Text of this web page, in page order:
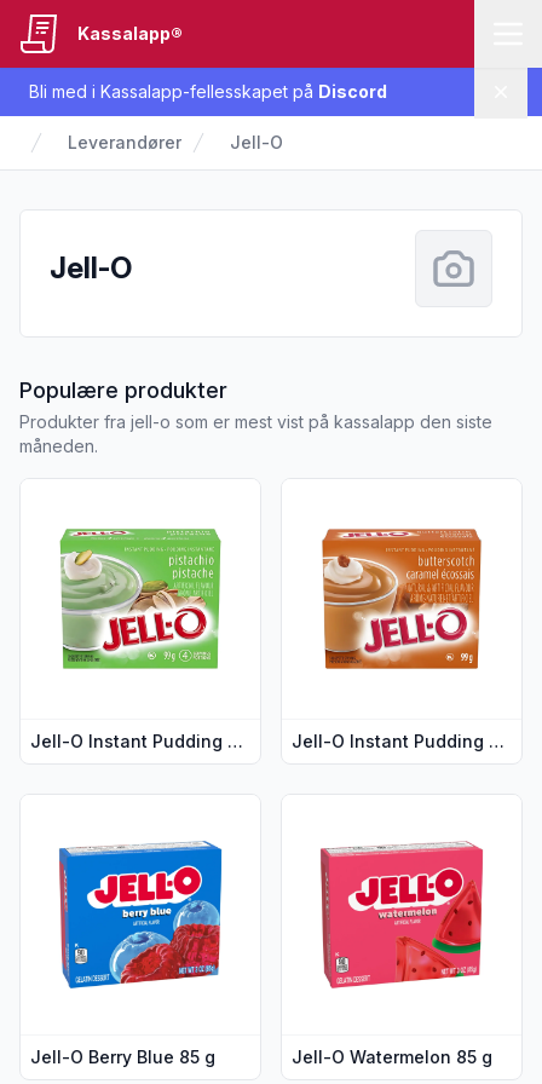
Bli med i Kassalapp-fellesskapet på Discord
Kassalapp®
Leverandører Jell-O
Jell-O
Populære produkterfra Jell-O
Produkter fra jell-o som er mest vist på kassalapp den siste
måneden.
Jell-O Instant Pudding Pistachio 99 g Jell-O Instant Pudding Butterscotch 99 g
Jell-O Berry Blue 85 g
Vis flere detaljer for produktet "Jell-O Berry Blue 85 g"
Jell-O Watermelon 85 g
Vis flere detaljer for